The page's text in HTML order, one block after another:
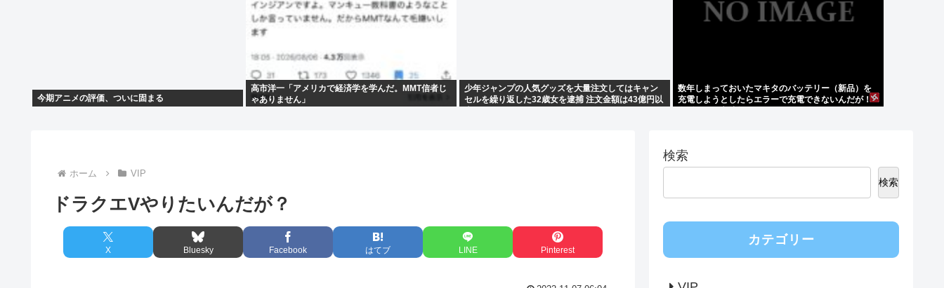
今期アニメの評価、ついに固まる
高市洋一「アメリカで経済学を学んだ。MMT信者じ
ゃありません」
少年ジャンプの人気グッズを大量注文してはキャン
セルを繰り返した32歳女を逮捕 注文金額は43億円以
数年しまっておいたマキタのバッテリー（新品）を
充電しようとしたらエラーで充電できないんだが！
ホーム VIP
ドラクエVやりたいんだが？
X Bluesky Facebook はてブ LINE Pinterest
検索
検索
カテゴリー